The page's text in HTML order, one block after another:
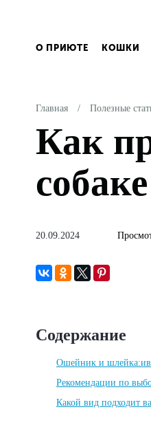
О ПРИЮТЕ КОШКИ
Главная / Полезные
Как
собаке
20.09.2024
Содержание
Ошейник и шлейка:ив
Рекомендации по
Какой вид подходит